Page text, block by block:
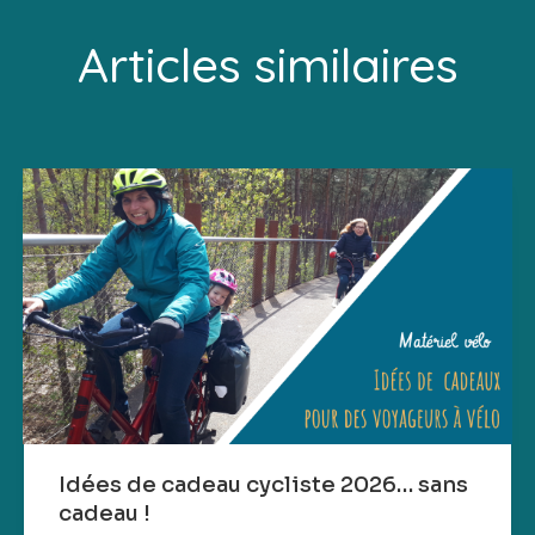
Articles similaires
Idées de cadeau cycliste 2026… sans
cadeau !